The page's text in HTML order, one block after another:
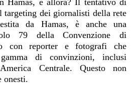
Hamas, e allora? Il tentativo di
dei giornalisti della rete
da Hamas, è anche una
79 della Convenzione di
con reporter e fotografi che
di convinzioni, inclusi
Centrale. Questo non
onesti.